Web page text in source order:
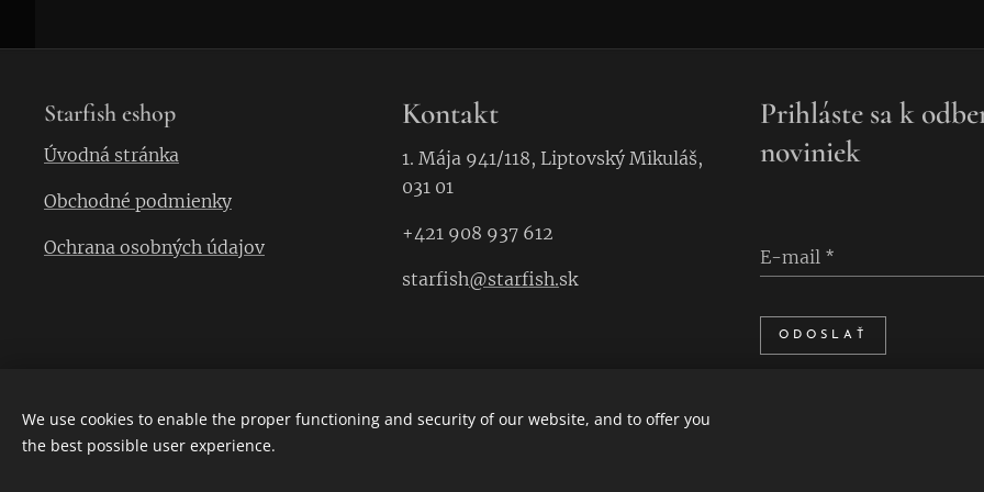
Starfish eshop
Úvodná stránka
Obchodné podmienky
Ochrana osobných údajov
Kontakt
1. Mája 941/118, Liptovský Mikuláš,
031 01
+421 908 937 612
starfish@starfish.sk
Prihláste sa k
noviniek
E-mail
ODOSLAŤ
Cookies
We use cookies to enable the proper functioning and security of our website, and to offer you
the best possible user experience.